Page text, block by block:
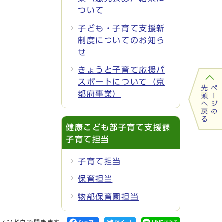
ついて
子ども・子育て支援新
制度についてのお知ら
せ
きょうと子育て応援パ
スポートについて（京
都府事業）
健康こども部子育て支援課
子育て担当
子育て担当
保育担当
物部保育園担当